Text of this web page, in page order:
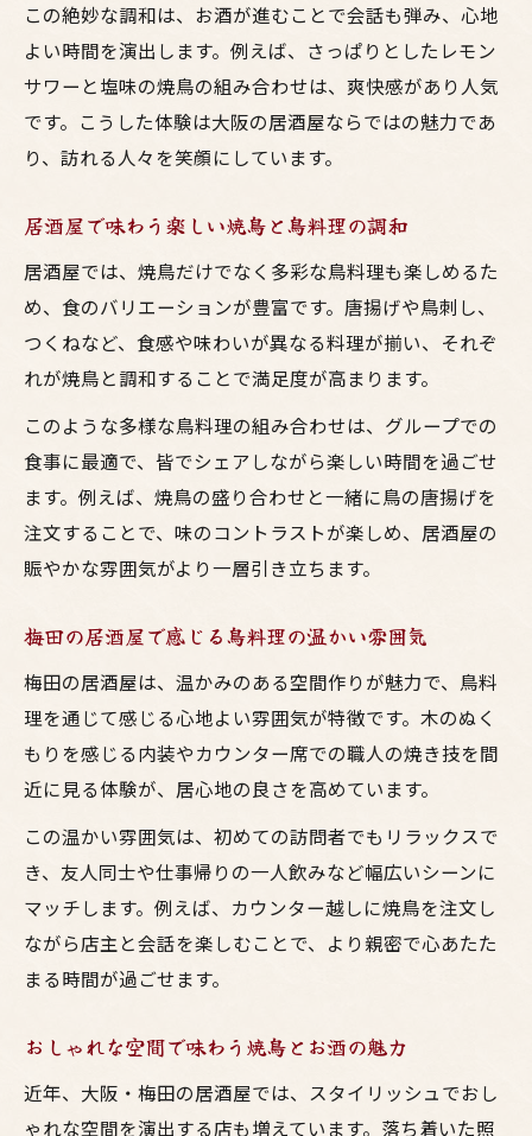
この絶妙な調和は、お酒が進むことで会話も弾み、心地
よい時間を演出します。例えば、さっぱりとしたレモン
サワーと塩味の焼鳥の組み合わせは、爽快感があり人気
です。こうした体験は大阪の居酒屋ならではの魅力であ
り、訪れる人々を笑顔にしています。
居酒屋で味わう楽しい焼鳥と鳥料理の調和
居酒屋では、焼鳥だけでなく多彩な鳥料理も楽しめるた
め、食のバリエーションが豊富です。唐揚げや鳥刺し、
つくねなど、食感や味わいが異なる料理が揃い、それぞ
れが焼鳥と調和することで満足度が高まります。
このような多様な鳥料理の組み合わせは、グループでの
食事に最適で、皆でシェアしながら楽しい時間を過ごせ
ます。例えば、焼鳥の盛り合わせと一緒に鳥の唐揚げを
注文することで、味のコントラストが楽しめ、居酒屋の
賑やかな雰囲気がより一層引き立ちます。
梅田の居酒屋で感じる鳥料理の温かい雰囲気
梅田の居酒屋は、温かみのある空間作りが魅力で、鳥料
理を通じて感じる心地よい雰囲気が特徴です。木のぬく
もりを感じる内装やカウンター席での職人の焼き技を間
近に見る体験が、居心地の良さを高めています。
この温かい雰囲気は、初めての訪問者でもリラックスで
き、友人同士や仕事帰りの一人飲みなど幅広いシーンに
マッチします。例えば、カウンター越しに焼鳥を注文し
ながら店主と会話を楽しむことで、より親密で心あたた
まる時間が過ごせます。
おしゃれな空間で味わう焼鳥とお酒の魅力
近年、大阪・梅田の居酒屋では、スタイリッシュでおし
ゃれな空間を演出する店も増えています。落ち着いた照